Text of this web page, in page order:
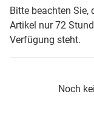
Bitte beachten
Artikel nur 72
Verfügung steht.
Noch